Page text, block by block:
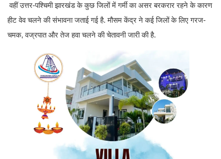
वहीं उत्तर-पश्चिमी झारखंड के कुछ जिलों में गर्मी का असर बरकरार रहने के कारण
हीट वेव चलने की संभावना जताई गई है. मौसम केंद्र ने कई जिलों के लिए गरज-
चमक, वज्रपात और तेज हवा चलने की चेतावनी जारी की है.